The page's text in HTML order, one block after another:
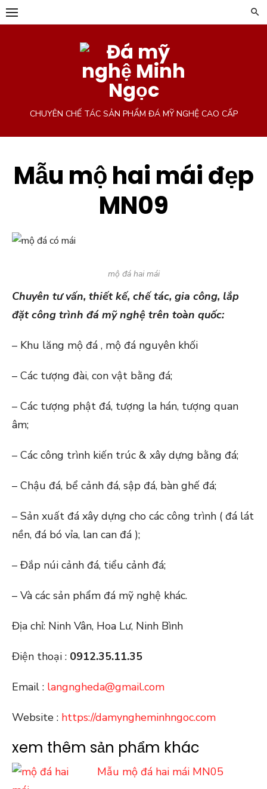
Chuyển
tới
CHUYÊN CHẾ TÁC SẢN PHẨM ĐÁ MỸ NGHỆ CAO CẤP
Mẫu mộ hai mái đẹp
MN09
mộ đá hai mái
Chuyên tư vấn, thiết kế, chế tác, gia công, lắp
đặt công trình đá mỹ nghệ trên toàn quốc:
– Khu lăng mộ đá , mộ đá nguyên khối
– Các tượng đài, con vật bằng đá;
– Các tượng phật đá, tượng la hán, tượng quan
âm;
– Các công trình kiến trúc & xây dựng bằng đá;
– Chậu đá, bể cảnh đá, sập đá, bàn ghế đá;
– Sản xuất đá xây dựng cho các công trình ( đá lát
nền, đá bó vỉa, lan can đá );
– Đắp núi cảnh đá, tiểu cảnh đá;
– Và các sản phẩm đá mỹ nghệ khác.
Địa chỉ: Ninh Vân, Hoa Lư, Ninh Bình
Điện thoại : 0912.35.11.35
Email : langngheda@gmail.com
Website : https://damyngheminhngoc.com
xem thêm sản phẩm khác
Mẫu mộ đá hai mái MN05